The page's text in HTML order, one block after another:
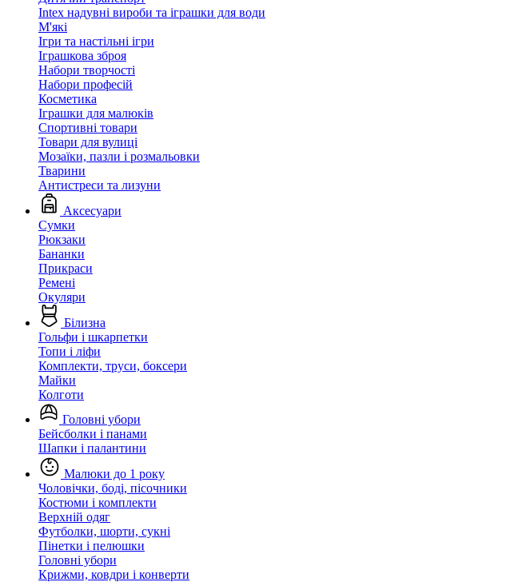
Intex надувні вироби та іграшки для води
М'які
Ігри та настільні ігри
Іграшкова зброя
Набори творчості
Набори професій
Косметика
Іграшки для малюків
Спортивні товари
Товари для вулиці
Мозаїки, пазли і розмальовки
Тварини
Антистреси та лизуни
Аксесуари
Сумки
Рюкзаки
Бананки
Прикраси
Ремені
Окуляри
Білизна
Гольфи і шкарпетки
Топи і ліфи
Комплекти, труси, боксери
Майки
Колготи
Головні убори
Бейсболки і панами
Шапки і палантини
Малюки до 1 року
Чоловічки, боді, пісочники
Костюми і комплекти
Верхній одяг
Футболки, шорти, сукні
Пінетки і пелюшки
Головні убори
Крижми, ковдри і конверти